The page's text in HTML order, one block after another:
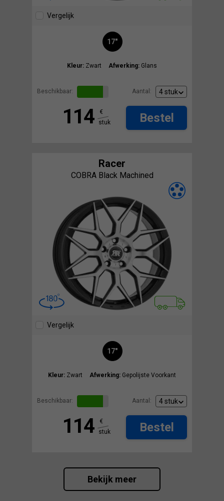
Vergelijk
17"
Kleur: Zwart Afwerking: Glans
Beschikbaar: Aantal:
114
€
stuk
Bestel
Racer
COBRA Black Machined
Vergelijk
17"
Kleur: Zwart Afwerking: Gepolijste Voorkant
Beschikbaar: Aantal:
114
€
stuk
Bestel
Bekijk meer